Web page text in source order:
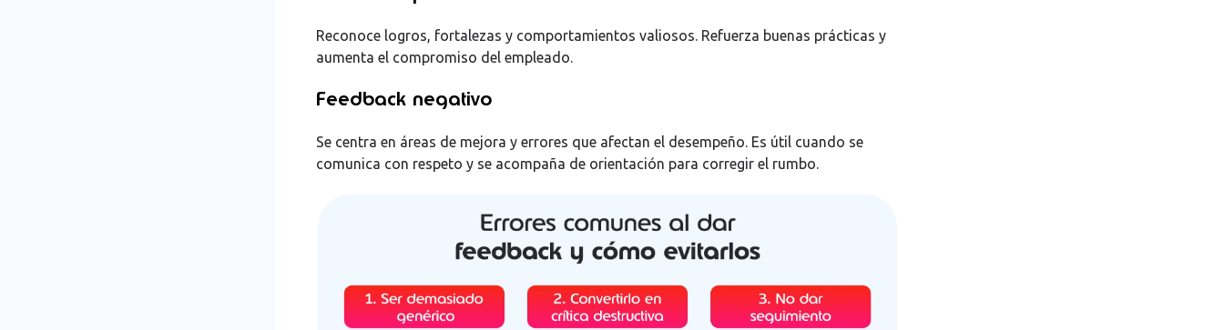
Reconoce logros, fortalezas y comportamientos valiosos. Refuerza buenas prácticas y
aumenta el compromiso del empleado.
Feedback negativo
Se centra en áreas de mejora y errores que afectan el desempeño. Es útil cuando se
comunica con respeto y se acompaña de orientación para corregir el rumbo.